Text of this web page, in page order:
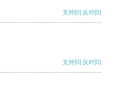
支持[0] 反对[0]
支持[0] 反对[0]